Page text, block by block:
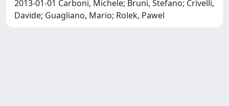
2013-01-01 Carboni, Michele; Bruni, Stefano; Crivelli,
Davide; Guagliano, Mario; Rolek, Pawel